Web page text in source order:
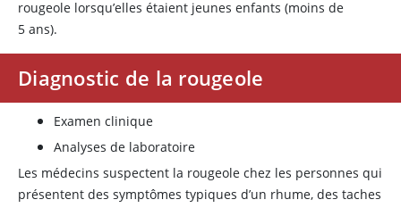
rougeole lorsqu’elles étaient jeunes enfants (moins de
5 ans).
Diagnostic de la rougeole
Examen clinique
Analyses de laboratoire
Les médecins suspectent la rougeole chez les personnes qui
présentent des symptômes typiques d’un rhume, des taches